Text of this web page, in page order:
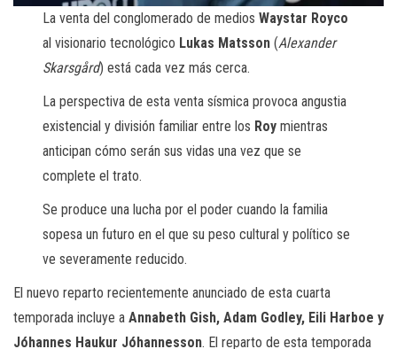
La venta del conglomerado de mediosWaystar Royco
al visionario tecnológico Lukas Matsson (Alexander
Skarsgård) está cada vez más cerca.
La perspectiva de esta venta sísmica provoca angustia
existencial y división familiar entre los Roymientras
anticipan cómo serán sus vidas una vez que se
complete el trato.
Se produce una lucha por el poder cuando la familia
sopesa un futuro en el que su peso cultural y político se
ve severamente reducido.
El nuevo reparto recientemente anunciado de esta cuarta
temporada incluye a Annabeth Gish, Adam Godley, Eili Harboe y
Jóhannes Haukur Jóhannesson. El reparto de esta temporada